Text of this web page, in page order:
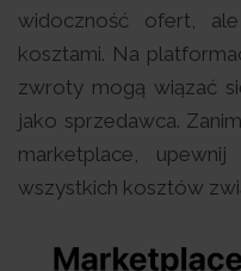
widoczność ofert,
kosztami. Na
zwroty mogą wiązać
jako sprzedawca.
marketplace,
wszystkich kosztów